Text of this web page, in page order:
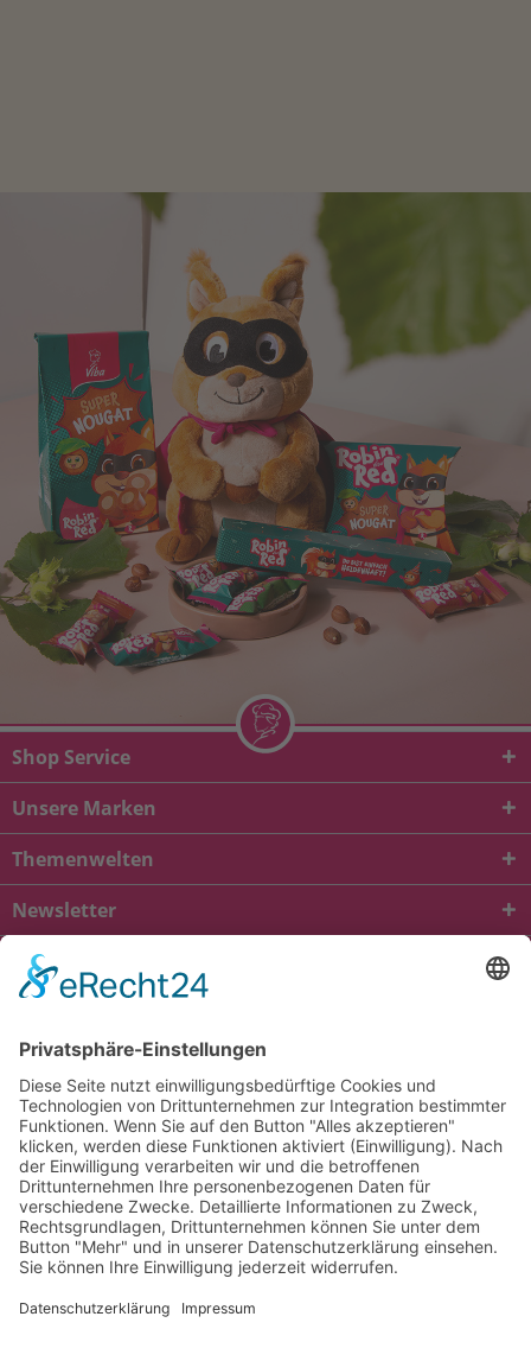
Shop Service
Unsere Marken
Themenwelten
Newsletter
* Alle Preise inkl. gesetzl. Mehrwertsteuer zzgl.
und ggf.
Nachnahmegebühren, wenn nicht anders beschrieben
viba.de
4.90von5.00bei1684
Kontakt Versandkosten und Lieferung
Zahlungsarten
FAQ – Häufig gestellte Fragen
Mein Konto
Allgemeine Geschäftsbedingungen
Datenschutz
Impressum
Barrierefreiheit
Cookie-Einstellungen
Widerrufsbelehrung
Vertrag widerrufen